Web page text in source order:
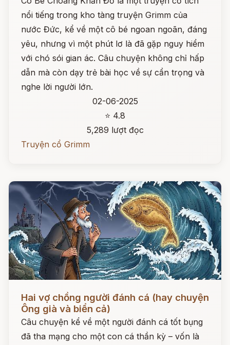
nổi tiếng trong kho tàng truyện Grimm của
nước Đức, kể về một cô bé ngoan ngoãn, đáng
yêu, nhưng vì một phút lơ là đã gặp nguy hiểm
với chó sói gian ác. Câu chuyện không chỉ hấp
dẫn mà còn dạy trẻ bài học về sự cẩn trọng và
nghe lời người lớn.
02-06-2025
⭐ 4.8
5,289 lượt đọc
Truyện cổ Grimm
Hai vợ chồng người đánh cá (hay chuyện
Ông già và biển cả)
Câu chuyện kể về một người đánh cá tốt bụng
đã tha mạng cho một con cá thần kỳ – vốn là